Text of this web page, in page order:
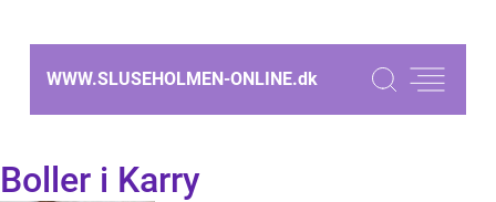
WWW.SLUSEHOLMEN-ONLINE.dk
Boller i Karry